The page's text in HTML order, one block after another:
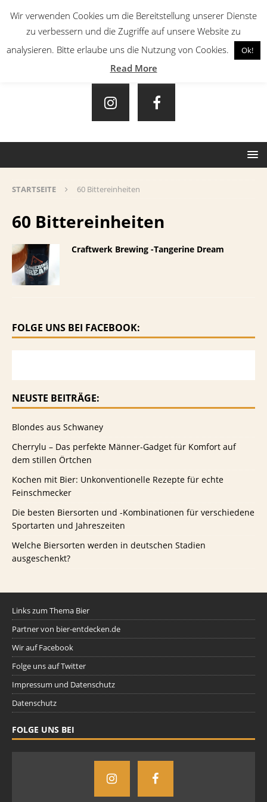
STARTSEITE 60 Bittereinheiten
60 Bittereinheiten
Craftwerk Brewing -Tangerine Dream
FOLGE UNS BEI FACEBOOK:
NEUSTE BEITRÄGE:
Blondes aus Schwaney
Cherrylu – Das perfekte Männer-Gadget für Komfort auf
dem stillen Örtchen
Kochen mit Bier: Unkonventionelle Rezepte für echte
Feinschmecker
Die besten Biersorten und -Kombinationen für verschiedene
Sportarten und Jahreszeiten
Welche Biersorten werden in deutschen Stadien
ausgeschenkt?
Links zum Thema Bier
Partner von bier-entdecken.de
Wir auf Facebook
Folge uns auf Twitter
Impressum und Datenschutz
Datenschutz
FOLGE UNS BEI
Wir verwenden Cookies um die Bereitstellung unserer Dienste
zu verbessern und die Zugriffe auf unsere Website zu
analysieren. Bitte erlaube uns die Nutzung von Cookies.
Ok!
Read More